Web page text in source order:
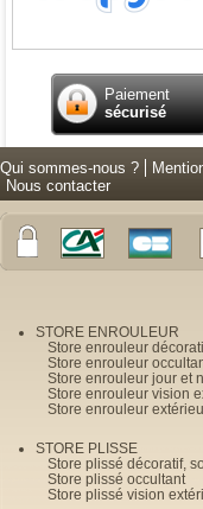
Paiement
sécurisé
Qui sommes-nous ?
Nous contacter
STORE ENROULEUR
Store enrouleur
Store enrouleur
Store enrouleur jour et
Store enrouleur vision
Store enrouleur
STORE PLISSE
Store plissé décoratif,
Store plissé occultant
Store plissé vision